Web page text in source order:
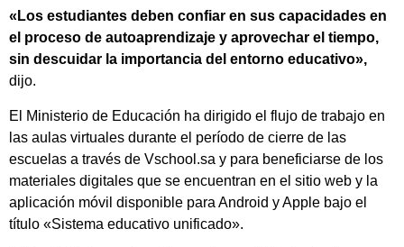
«Los estudiantes deben confiar en sus capacidades en
el proceso de autoaprendizaje y aprovechar el tiempo,
sin descuidar la importancia del entorno educativo»,
dijo.
El Ministerio de Educación ha dirigido el flujo de trabajo en
las aulas virtuales durante el período de cierre de las
escuelas a través de Vschool.sa y para beneficiarse de los
materiales digitales que se encuentran en el sitio web y la
aplicación móvil disponible para Android y Apple bajo el
título «Sistema educativo unificado».